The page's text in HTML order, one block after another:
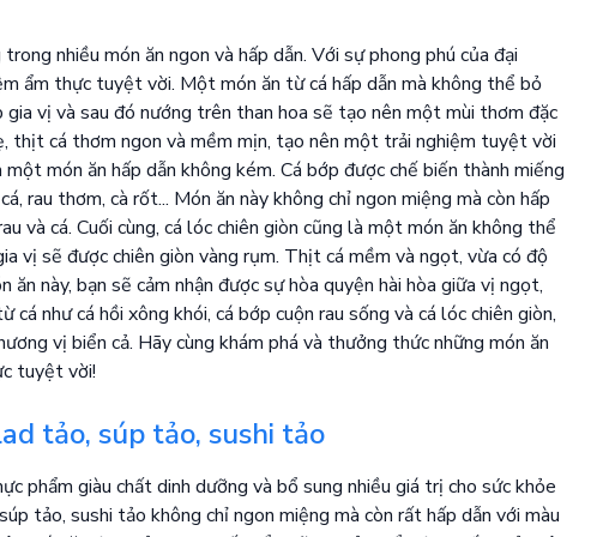
nhiều món ăn ngon và hấp dẫn. Với sự phong phú của đại
ẩm thực tuyệt vời. Một món ăn từ cá hấp dẫn mà không thể bỏ
gia vị và sau đó nướng trên than hoa sẽ tạo nên một mùi thơm đặc
thịt cá thơm ngon và mềm mịn, tạo nên một trải nghiệm tuyệt vời
món ăn hấp dẫn không kém. Cá bớp được chế biến thành miếng
rau thơm, cà rốt... Món ăn này không chỉ ngon miệng mà còn hấp
và cá. Cuối cùng, cá lóc chiên giòn cũng là một món ăn không thể
vị sẽ được chiên giòn vàng rụm. Thịt cá mềm và ngọt, vừa có độ
này, bạn sẽ cảm nhận được sự hòa quyện hài hòa giữa vị ngọt,
cá như cá hồi xông khói, cá bớp cuộn rau sống và cá lóc chiên giòn,
vị biển cả. Hãy cùng khám phá và thưởng thức những món ăn
tuyệt vời!
tảo, súp tảo, sushi tảo
phẩm giàu chất dinh dưỡng và bổ sung nhiều giá trị cho sức khỏe
tảo, sushi tảo không chỉ ngon miệng mà còn rất hấp dẫn với màu